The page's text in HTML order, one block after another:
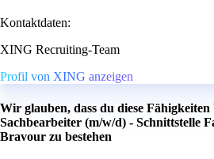
Kontaktdaten:
XING Recruiting-Team
Profil von XING anzeigen
Wir glauben, dass du diese
Sachbearbeiter (m/w/d) - Schnittstelle
Bravour zu bestehen